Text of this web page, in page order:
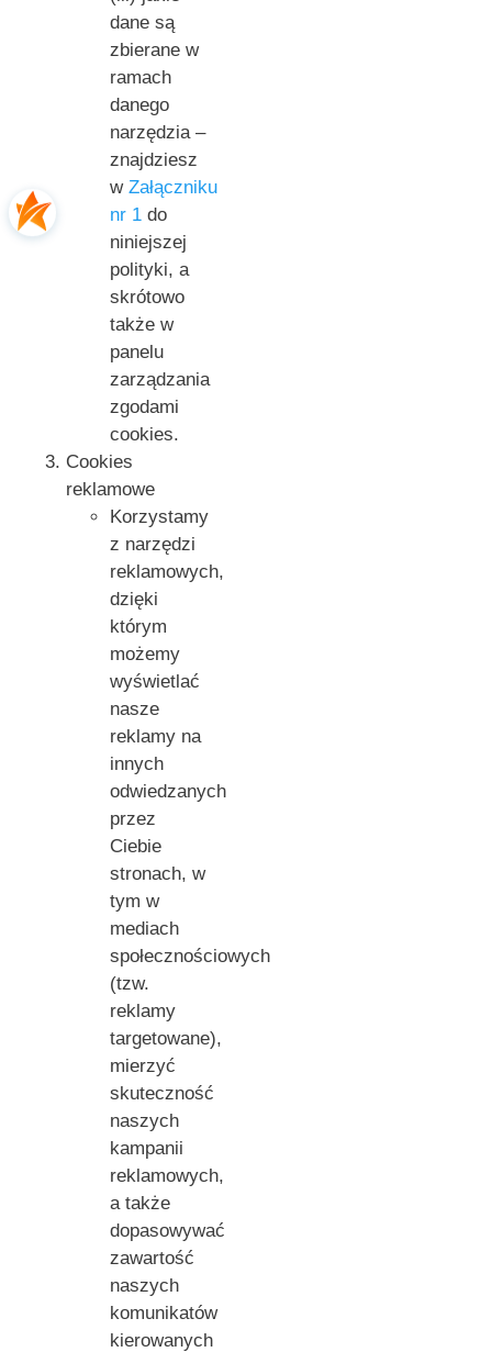
dane są
zbierane w
ramach
danego
narzędzia –
znajdziesz
w Załączniku
nr 1 do
niniejszej
polityki, a
skrótowo
także w
panelu
zarządzania
zgodami
cookies.
Cookies
reklamowe
Korzystamy
z narzędzi
reklamowych,
dzięki
którym
możemy
wyświetlać
nasze
reklamy na
innych
odwiedzanych
przez
Ciebie
stronach, w
tym w
mediach
społecznościowych
(tzw.
reklamy
targetowane),
mierzyć
skuteczność
naszych
kampanii
reklamowych,
a także
dopasowywać
zawartość
naszych
komunikatów
kierowanych